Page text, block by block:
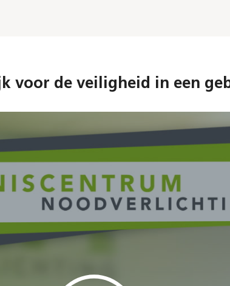
voor de veiligheid in een